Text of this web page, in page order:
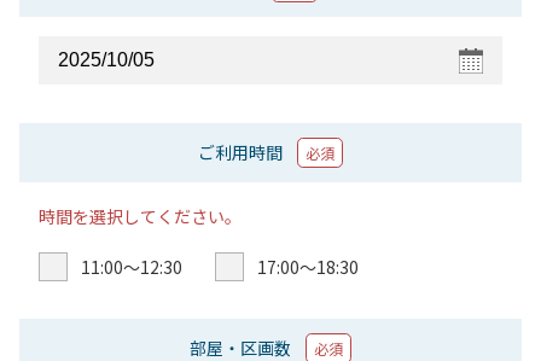
ご利用時間 必須
時間を選択してください。
11:00〜12:30 17:00〜18:30
部屋・区画数 必須